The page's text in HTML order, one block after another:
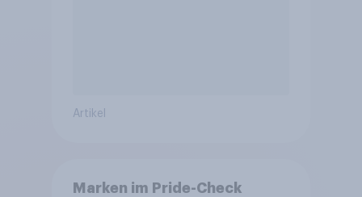
Artikel
Marken im Pride-Check